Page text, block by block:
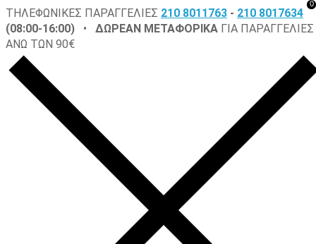
ΤΗΛΕΦΩΝΙΚΕΣ ΠΑΡΑΓΓΕΛΙΕΣ 210 8011763 - 210 8017634
(08:00-16:00) • ΔΩΡΕΑΝ ΜΕΤΑΦΟΡΙΚΑ ΓΙΑ ΠΑΡΑΓΓΕΛΙΕΣ
ΑΝΩ ΤΩΝ 90€
0